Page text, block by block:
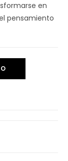
en
pensamiento